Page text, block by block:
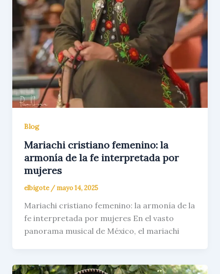
Blog
Mariachi cristiano femenino: la
armonía de la fe interpretada por
mujeres
elbigote / mayo 14, 2025
Mariachi cristiano femenino: la armonía de la
fe interpretada por mujeres En el vasto
panorama musical de México, el mariachi